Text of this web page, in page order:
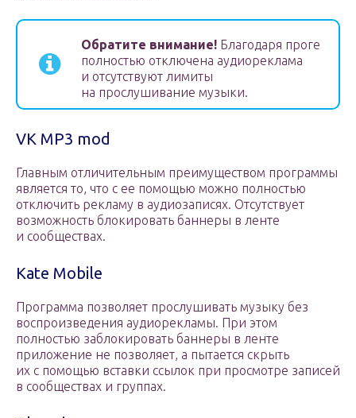
Обратите внимание! Благодаря проге
полностью отключена аудиореклама
и отсутствуют лимиты
на прослушивание музыки.
VK MP3 mod
Главным отличительным преимуществом программы
является то, что с ее помощью можно полностью
отключить рекламу в аудиозаписях. Отсутствует
возможность блокировать баннеры в ленте
и сообществах.
Kate Mobile
Программа позволяет прослушивать музыку без
воспроизведения аудиорекламы. При этом
полностью заблокировать баннеры в ленте
приложение не позволяет, а пытается скрыть
их с помощью вставки ссылок при просмотре записей
в сообществах и группах.